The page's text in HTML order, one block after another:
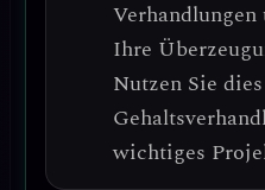
Ihre
Nutzen Sie
wichtiges